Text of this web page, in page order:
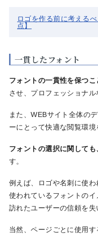
ロゴを作る前に考える
点】
一貫したフォント
フォントの一貫性を保つ
させ、プロフェッショナル
また、WEBサイト全体の
ーにとって快適な閲覧環境
フォントの選択に関して
す。
例えば、ロゴや名刺に使
使われているフォントのイ
訪れたユーザーの信頼を失
当然、ページごとに使用す